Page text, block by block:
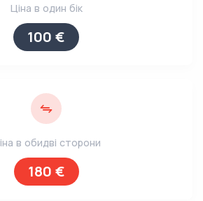
Ціна в один бік
100 €
в обидві сторони
180 €